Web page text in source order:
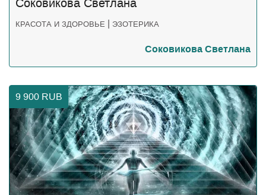
КРАСОТА И ЗДОРОВЬЕ | ЭЗОТЕРИКА
Соковикова Светлана
9 900 RUB